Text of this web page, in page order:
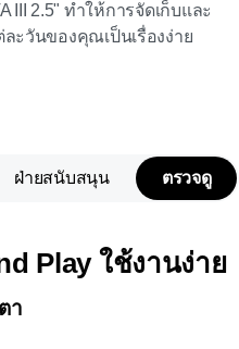
III 2.5" ทำให้การจัดเก็บและ
ะวันของคุณเป็นเรื่องง่าย
ฝ่ายสนับสนุน ตรวจดู
Play ใช้งานง่าย
า